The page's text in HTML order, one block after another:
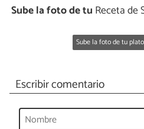
Sube la foto de tu Receta de
Sube la foto de tu plato
Escribir comentario